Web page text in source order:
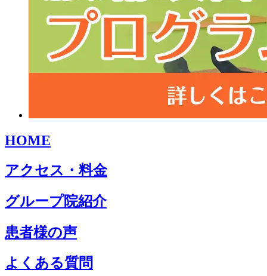
HOME
アクセス・料金
グループ院紹介
患者様の声
よくある質問